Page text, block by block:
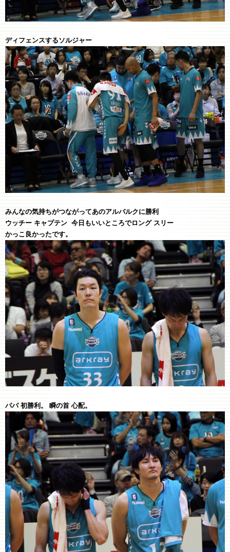
ディフェンスするソルジャー
みんなの気持ちがつながってあのアルバルクに勝利
ウッチー キャプテン 今日もいいところでロング スリー
かっこ良かったです。
パパ 初勝利。 瞬の首 心配。